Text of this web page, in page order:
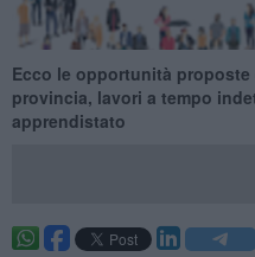
Ecco le opportunità
provincia, lavori a tempo
apprendistato